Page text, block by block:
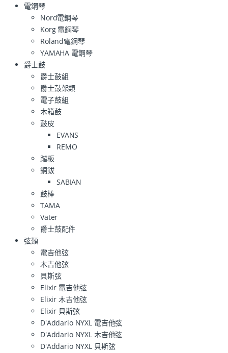
電鋼琴
Nord電鋼琴
Korg 電鋼琴
Roland電鋼琴
YAMAHA 電鋼琴
爵士鼓
爵士鼓組
爵士鼓架類
電子鼓組
木箱鼓
鼓皮
EVANS
REMO
踏板
銅鈸
SABIAN
鼓棒
TAMA
Vater
爵士鼓配件
弦類
電吉他弦
木吉他弦
貝斯弦
Elixir 電吉他弦
Elixir 木吉他弦
Elixir 貝斯弦
D'Addario NYXL 電吉他弦
D'Addario NYXL 木吉他弦
D'Addario NYXL 貝斯弦